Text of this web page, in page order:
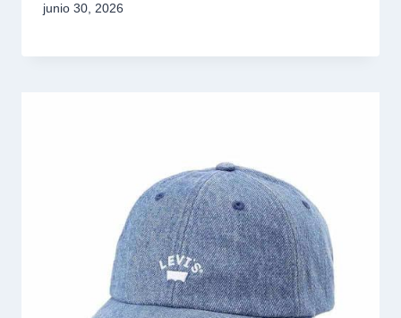
junio 30, 2026